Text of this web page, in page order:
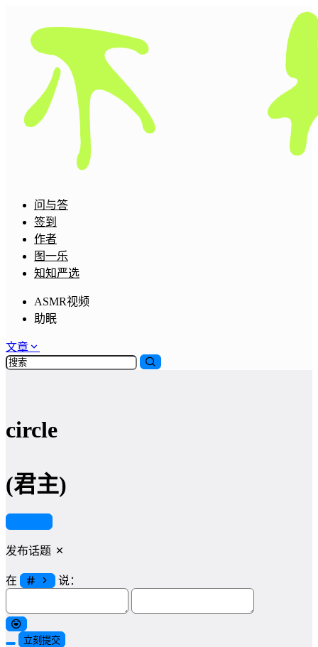
问与答
签到
作者
图一乐
知知严选
ASMR视频
助眠
文章
circle
(君主)
发布话题
在 说：
立刻提交